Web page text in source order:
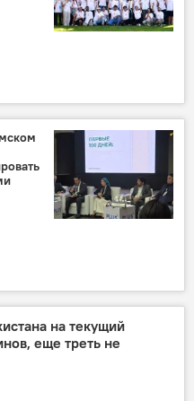
форум
на текущий
еще треть не